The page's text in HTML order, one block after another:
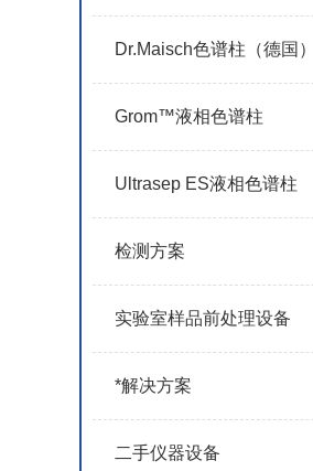
Dr.Maisch色谱柱（德国）
Grom™液相色谱柱
Ultrasep ES液相色谱柱
检测方案
实验室样品前处理设备
*解决方案
二手仪器设备